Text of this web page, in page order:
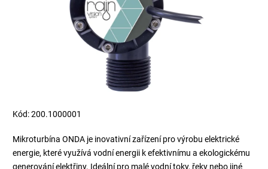
Kód:200.1000001
Mikroturbína ONDA je inovativní zařízení pro výrobu elektrické
energie, které využívá vodní energii k efektivnímu a ekologickému
generování elektřiny. Ideální pro malé vodní toky, řeky nebo jiné